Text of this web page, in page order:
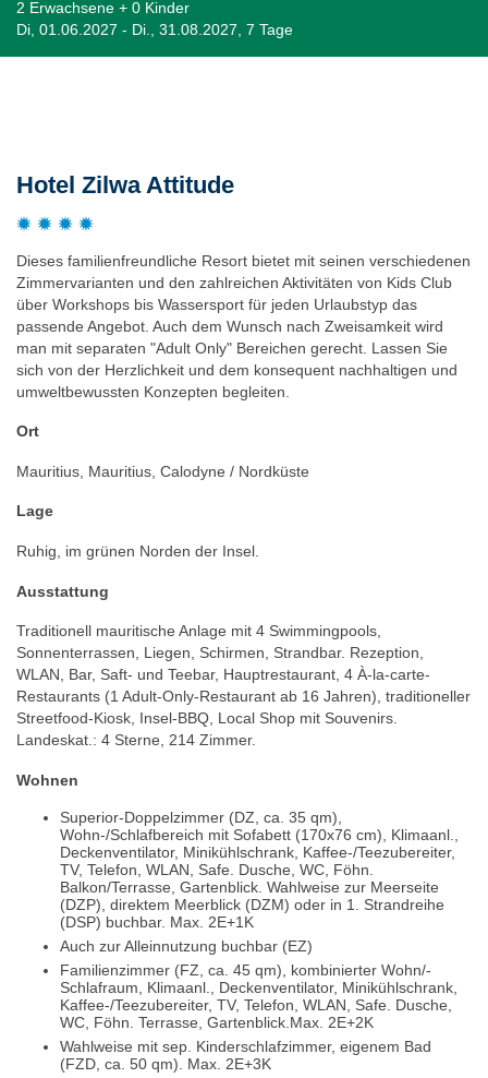
2 Erwachsene + 0 Kinder
Di, 01.06.2027 - Di., 31.08.2027, 7 Tage
Hotel Zilwa Attitude
Dieses familienfreundliche Resort bietet mit seinen verschiedenen
Zimmervarianten und den zahlreichen Aktivitäten von Kids Club
über Workshops bis Wassersport für jeden Urlaubstyp das
passende Angebot. Auch dem Wunsch nach Zweisamkeit wird
man mit separaten "Adult Only" Bereichen gerecht. Lassen Sie
sich von der Herzlichkeit und dem konsequent nachhaltigen und
umweltbewussten Konzepten begleiten.
Ort
Mauritius, Mauritius, Calodyne / Nordküste
Lage
Ruhig, im grünen Norden der Insel.
Ausstattung
Traditionell mauritische Anlage mit 4 Swimmingpools,
Sonnenterrassen, Liegen, Schirmen, Strandbar. Rezeption,
WLAN, Bar, Saft- und Teebar, Hauptrestaurant, 4 À-la-carte-
Restaurants (1 Adult-Only-Restaurant ab 16 Jahren), traditioneller
Streetfood-Kiosk, Insel-BBQ, Local Shop mit Souvenirs.
Landeskat.: 4 Sterne, 214 Zimmer.
Wohnen
Superior-Doppelzimmer (DZ, ca. 35 qm),
Wohn-/Schlafbereich mit Sofabett (170x76 cm), Klimaanl.,
Deckenventilator, Minikühlschrank, Kaffee-/Teezubereiter,
TV, Telefon, WLAN, Safe. Dusche, WC, Föhn.
Balkon/Terrasse, Gartenblick. Wahlweise zur Meerseite
(DZP), direktem Meerblick (DZM) oder in 1. Strandreihe
(DSP) buchbar. Max. 2E+1K
Auch zur Alleinnutzung buchbar (EZ)
Familienzimmer (FZ, ca. 45 qm), kombinierter Wohn/-
Schlafraum, Klimaanl., Deckenventilator, Minikühlschrank,
Kaffee-/Teezubereiter, TV, Telefon, WLAN, Safe. Dusche,
WC, Föhn. Terrasse, Gartenblick.Max. 2E+2K
Wahlweise mit sep. Kinderschlafzimmer, eigenem Bad
(FZD, ca. 50 qm). Max. 2E+3K